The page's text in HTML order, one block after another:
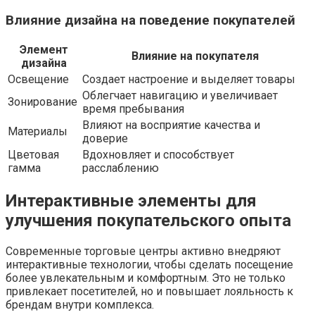
Влияние дизайна на поведение покупателей
Элемент
дизайна
Влияние на покупателя
Освещение
Создает настроение и выделяет товары
Зонирование Облегчает навигацию и увеличивает
время пребывания
Материалы
Влияют на восприятие качества и
доверие
Цветовая
гамма
Вдохновляет и способствует
расслаблению
Интерактивные элементы для
улучшения покупательского опыта
Современные торговые центры активно внедряют
интерактивные технологии, чтобы сделать посещение
более увлекательным и комфортным. Это не только
привлекает посетителей, но и повышает лояльность к
брендам внутри комплекса.